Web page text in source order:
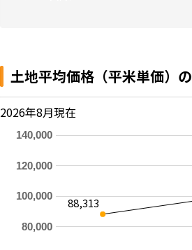
土地平均価格（平米単価）
2026年8月現在
80,000
100,000
120,000
140,000
88,313